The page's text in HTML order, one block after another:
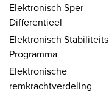
Elektronisch Sper
Differentieel
Elektronisch Stabiliteits
Programma
Elektronische
remkrachtverdeling